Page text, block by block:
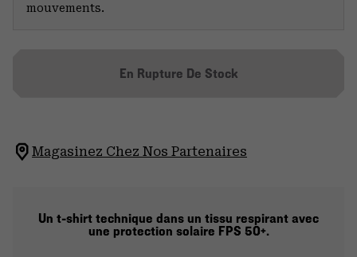
mouvements.
En Rupture De Stock
Magasinez Chez Nos Partenaires
Un t-shirt technique dans un tissu respirant avec
une protection solaire FPS 50+.